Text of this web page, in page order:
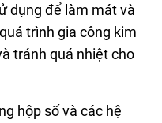
dụng để làm mát và
trình gia công kim
tránh quá nhiệt cho
hộp số và các hệ